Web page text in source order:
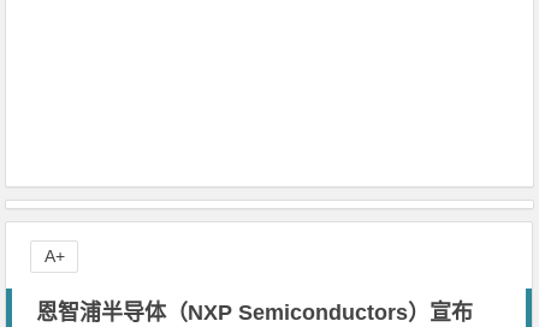
恩智浦半导体（NXP Semiconductors）宣布
A+